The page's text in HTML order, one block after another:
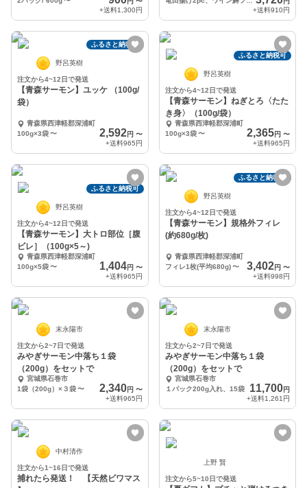
+送料1,300円
+送料910円
ふるさと納税可
野呂英樹
注文から4~12日で発送
【青森サーモン】ユッケ （100g/
袋）
青森県西津軽郡深浦町
100g×3袋〜 2,592円 〜
+送料965円
ふるさと納税可
野呂英樹
注文から4~12日で発送
【青森サーモン】ねぎとろ〈たた
き身〉（100g/袋）
青森県西津軽郡深浦町
100g×3袋 〜 2,365円 〜
+送料965円
ふるさと納税可
野呂英樹
注文から4~12日で発送
【青森サーモン】大トロ部位［腹
ビレ］（100g×5～)
青森県西津軽郡深浦町
100g×5袋〜 1,404円 〜
+送料965円
ふるさと納税可
野呂英樹
注文から4~12日で発送
【青森サーモン】規格外フィレ
(約680g/枚)
青森県西津軽郡深浦町
フィレ1枚(平均680g) 〜 3,402円 〜
+送料998円
末永陽市
注文から2~7日で発送
みやぎサーモン中落ち１袋
（200g）をセットで
宮城県石巻市
1袋（200g）×３袋〜 2,340円 〜
+送料965円
末永陽市
注文から2~7日で発送
みやぎサーモン中落ち１袋
（200g）をセットで
宮城県石巻市
１パック200g入れ、15袋
11,700円
+送料1,261円
中村清作
注文から1~16日で発送
捕れたら発送！ 【天然ビワマス
上野 賢
注文から5~10日で発送